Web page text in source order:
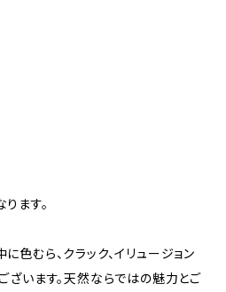
ます。
色むら、クラック、イリュージョン
ざいます。天然ならではの魅力とご